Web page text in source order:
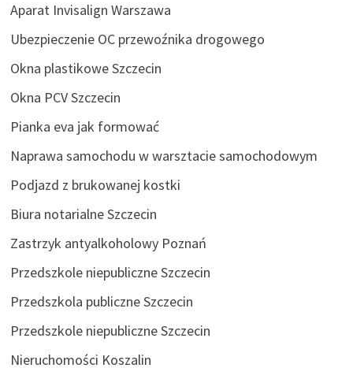
Aparat Invisalign Warszawa
Ubezpieczenie OC przewoźnika drogowego
Okna plastikowe Szczecin
Okna PCV Szczecin
Pianka eva jak formować
Naprawa samochodu w warsztacie samochodowym
Podjazd z brukowanej kostki
Biura notarialne Szczecin
Zastrzyk antyalkoholowy Poznań
Przedszkole niepubliczne Szczecin
Przedszkola publiczne Szczecin
Przedszkole niepubliczne Szczecin
Nieruchomości Koszalin